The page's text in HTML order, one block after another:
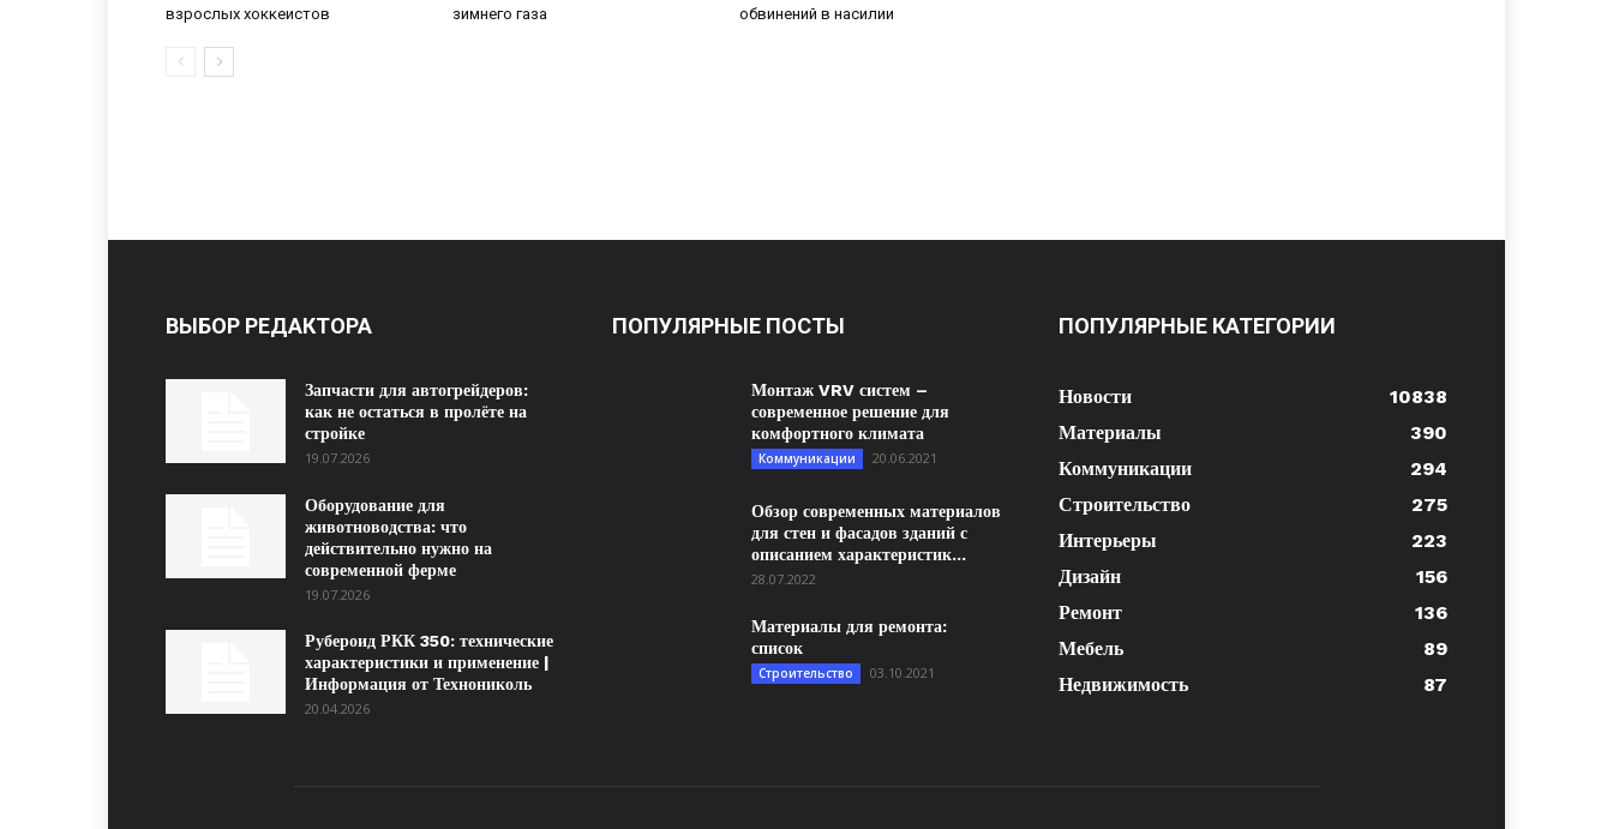
взрослых хоккеистов
зимнего газа
обвинений в насилии
ВЫБОР РЕДАКТОРА
Запчасти для автогрейдеров:
как не остаться в пролёте на
стройке
19.07.2026
Оборудование для
животноводства: что
действительно нужно на
современной ферме
19.07.2026
Рубероид РКК 350: технические
характеристики и применение |
Информация от Технониколь
20.04.2026
ПОПУЛЯРНЫЕ ПОСТЫ
Монтаж VRV систем –
современное решение для
комфортного климата
Коммуникации 20.06.2021
Обзор современных материалов
для стен и фасадов зданий с
описанием характеристик...
28.07.2022
Материалы для ремонта:
список
Строительство 03.10.2021
ПОПУЛЯРНЫЕ КАТЕГОРИИ
Новости
10838
Материалы
390
Коммуникации
294
Строительство
275
Интерьеры
223
Дизайн
156
Ремонт
136
Мебель
89
Недвижимость
87